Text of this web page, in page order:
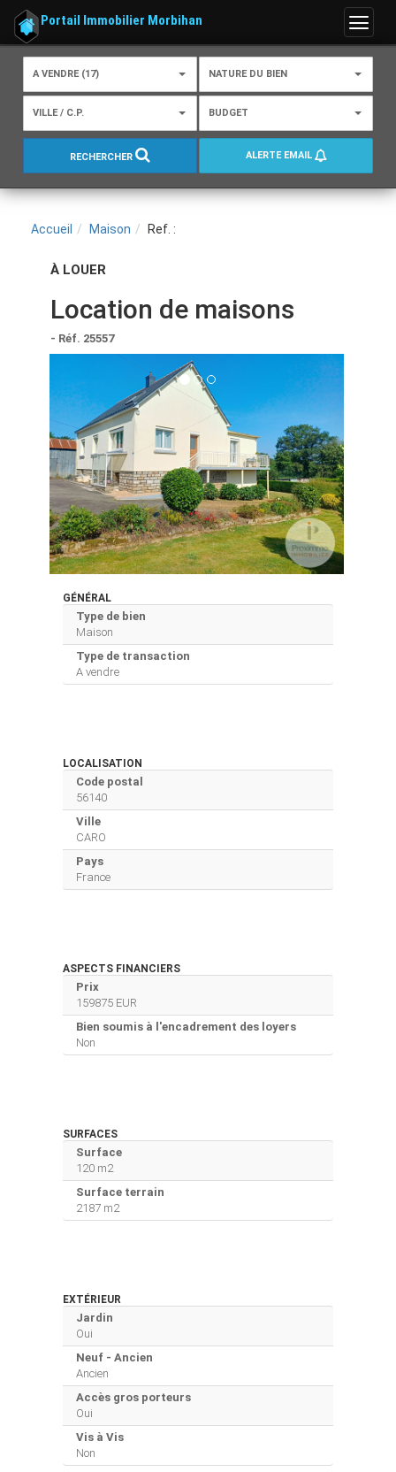
Menu
Portail Immobilier Morbihan
A VENDRE (17) NATURE DU BIEN
VILLE / C.P. BUDGET
RECHERCHER ALERTE EMAIL
Accueil Maison Ref. :
À LOUER
Location de maisons
- Réf. 25557
GÉNÉRAL
Type de bien
Maison
Type de transaction
A vendre
LOCALISATION
Code postal
56140
Ville
CARO
Pays
France
ASPECTS FINANCIERS
Prix
159875 EUR
Bien soumis à l'encadrement des loyers
Non
SURFACES
Surface
120 m2
Surface terrain
2187 m2
EXTÉRIEUR
Jardin
Oui
Neuf - Ancien
Ancien
Accès gros porteurs
Oui
Vis à Vis
Non